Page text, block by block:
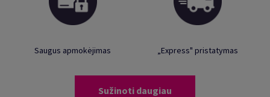
Saugus apmokėjimas „Express" pristatymas
Sužinoti daugiau